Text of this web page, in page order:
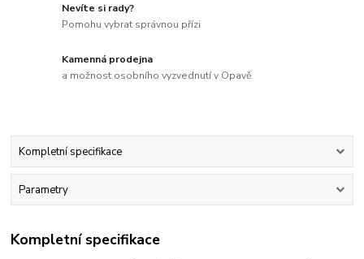
Nevíte si rady?
Pomohu vybrat správnou přízi
Kamenná prodejna
a možnost osobního vyzvednutí v Opavě
Kompletní specifikace
Parametry
Kompletní specifikace